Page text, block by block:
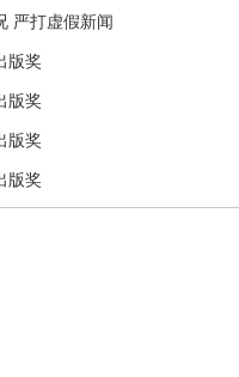
严打虚假新闻
版奖
版奖
版奖
版奖